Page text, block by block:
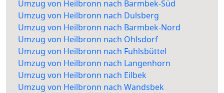
Umzug von Heilbronn nach Barmbek-Süd
Umzug von Heilbronn nach Dulsberg
Umzug von Heilbronn nach Barmbek-Nord
Umzug von Heilbronn nach Ohlsdorf
Umzug von Heilbronn nach Fuhlsbüttel
Umzug von Heilbronn nach Langenhorn
Umzug von Heilbronn nach Eilbek
Umzug von Heilbronn nach Wandsbek